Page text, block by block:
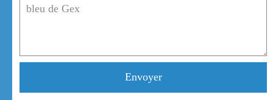
Envoyer